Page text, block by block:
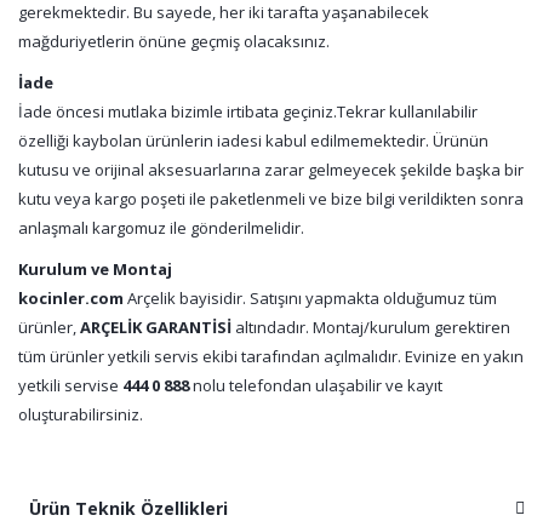
gerekmektedir. Bu sayede, her iki tarafta yaşanabilecek
mağduriyetlerin önüne geçmiş olacaksınız.
İade
İade öncesi mutlaka bizimle irtibata geçiniz.Tekrar kullanılabilir
özelliği kaybolan ürünlerin iadesi kabul edilmemektedir. Ürünün
kutusu ve orijinal aksesuarlarına zarar gelmeyecek şekilde başka bir
kutu veya kargo poşeti ile paketlenmeli ve bize bilgi verildikten sonra
anlaşmalı kargomuz ile gönderilmelidir.
Kurulum ve Montaj
kocinler.com Arçelik bayisidir. Satışını yapmakta olduğumuz tüm
ürünler,ARÇELİK GARANTİSİ altındadır. Montaj/kurulum gerektiren
tüm ürünler yetkili servis ekibi tarafından açılmalıdır. Evinize en yakın
yetkili servise 444 0 888nolu telefondan ulaşabilir ve kayıt
oluşturabilirsiniz.
Ürün Teknik Özellikleri